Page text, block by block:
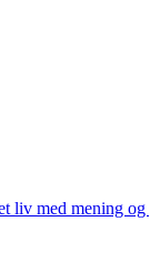
liv med mening